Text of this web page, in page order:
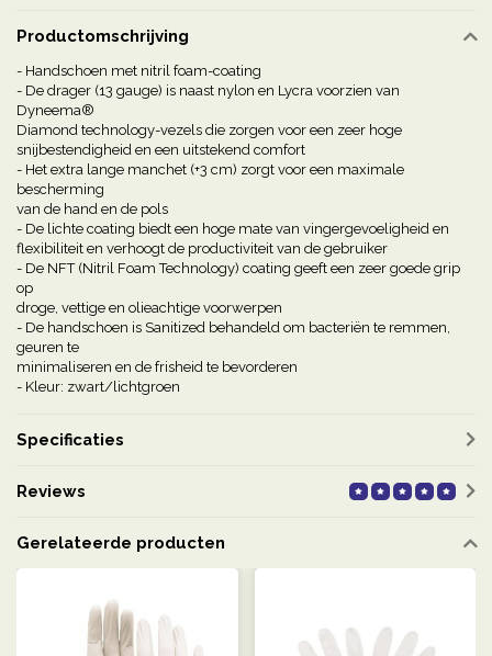
Productomschrijving
- Handschoen met nitril foam-coating
- De drager (13 gauge) is naast nylon en Lycra voorzien van
Dyneema®
Diamond technology-vezels die zorgen voor een zeer hoge
snijbestendigheid en een uitstekend comfort
- Het extra lange manchet (+3 cm) zorgt voor een maximale
bescherming
van de hand en de pols
- De lichte coating biedt een hoge mate van vingergevoeligheid en
flexibiliteit en verhoogt de productiviteit van de gebruiker
- De NFT (Nitril Foam Technology) coating geeft een zeer goede grip
op
droge, vettige en olieachtige voorwerpen
- De handschoen is Sanitized behandeld om bacteriën te remmen,
geuren te
minimaliseren en de frisheid te bevorderen
- Kleur: zwart/lichtgroen
Specificaties
Reviews
Gerelateerde producten